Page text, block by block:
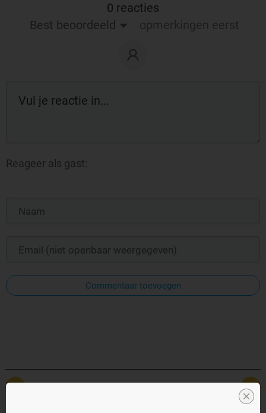
0 reacties
Best beoordeeld
opmerkingen eerst
Reageer als gast:
Commentaar toevoegen